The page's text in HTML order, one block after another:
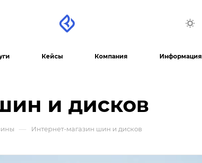
Кейсы Компания Информация
и дисков
— Интернет-магазин шин и дисков